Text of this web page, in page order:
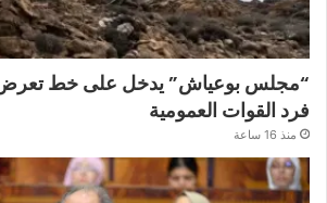
“مجلس بوعياش” يدخل على خط
فرد القوات العمومية
منذ 16 ساعة